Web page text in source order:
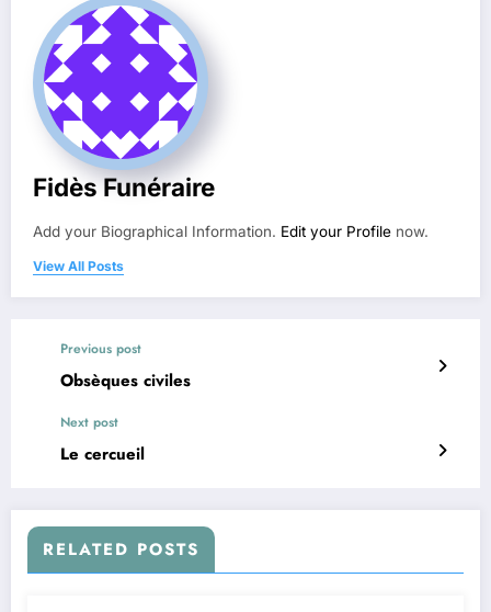
Fidès Funéraire
Add your Biographical Information. Edit your Profile now.
View All Posts
Previous post
Obsèques civiles
Next post
Le cercueil
RELATED POSTS